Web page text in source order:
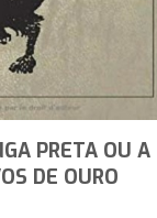
PRETA OU A
DE OURO